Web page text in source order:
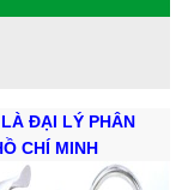
ĐẠI LÝ PHÂN
CHÍ MINH